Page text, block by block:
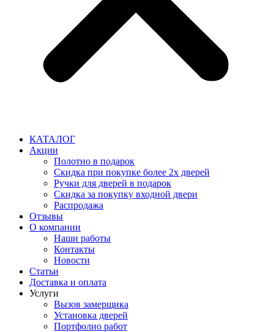
КАТАЛОГ
Акции
Полотно в подарок
Скидка при покупке более 2х дверей
Ручки для дверей в подарок
Скидка за покупку входной двери
Распродажа
Отзывы
О компании
Наши работы
Контакты
Новости
Статьи
Доставка и оплата
Услуги
Вызов замерщика
Установка дверей
Портфолио работ